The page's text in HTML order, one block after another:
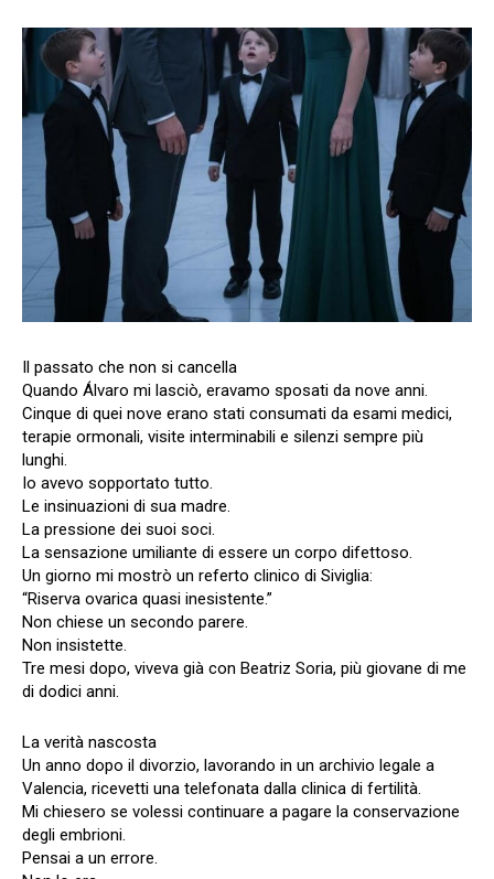
Il passato che non si cancella
Quando Álvaro mi lasciò, eravamo sposati da nove anni.
Cinque di quei nove erano stati consumati da esami medici,
terapie ormonali, visite interminabili e silenzi sempre più
lunghi.
Io avevo sopportato tutto.
Le insinuazioni di sua madre.
La pressione dei suoi soci.
La sensazione umiliante di essere un corpo difettoso.
Un giorno mi mostrò un referto clinico di Siviglia:
“Riserva ovarica quasi inesistente.”
Non chiese un secondo parere.
Non insistette.
Tre mesi dopo, viveva già con Beatriz Soria, più giovane di me
di dodici anni.
La verità nascosta
Un anno dopo il divorzio, lavorando in un archivio legale a
Valencia, ricevetti una telefonata dalla clinica di fertilità.
Mi chiesero se volessi continuare a pagare la conservazione
degli embrioni.
Pensai a un errore.